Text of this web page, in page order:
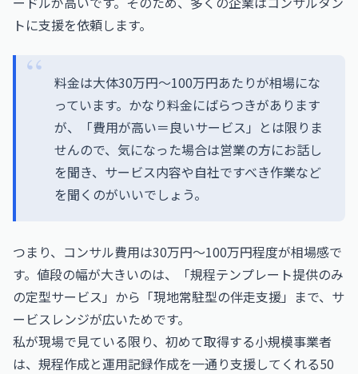
トに支援を依頼します。
料金は大体30万円～100万円あたりが相場にな
っています。かなり料金にばらつきがあります
が、「費用が高い＝良いサービス」とは限りま
せんので、気になった場合は営業の方にお話し
を聞き、サービス内容や自社ですべき作業など
を聞くのがいいでしょう。
つまり、コンサル費用は30万円〜100万円程度が相場感で
す。値段の幅が大きいのは、「規程テンプレート提供のみ
の定型サービス」から「現地常駐型の伴走支援」まで、サ
ービスレンジが広いためです。
私が現場で見ている限り、初めて取得する小規模事業者
は、規程作成と運用記録作成を一通り支援してくれる50